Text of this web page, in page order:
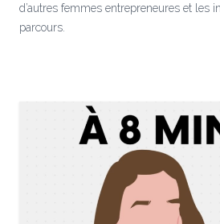
d’autres femmes entrepreneures et les
parcours.